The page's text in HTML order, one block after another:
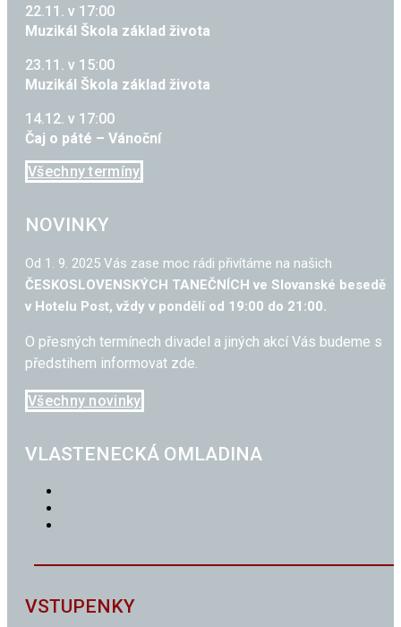
22.11. v 17:00
Muzikál Škola základ života
23.11. v 15:00
Muzikál Škola základ života
14.12. v 17:00
Čaj o páté – Vánoční
Všechny termíny
NOVINKY
Od 1. 9. 2025 Vás zase moc rádi přivítáme na našich
ČESKOSLOVENSKÝCH TANEČNÍCH ve Slovanské besedě
v Hotelu Post, vždy v pondělí od 19:00 do 21:00.
O přesných termínech divadel a jiných akcí Vás budeme s
předstihem informovat zde.
Všechny novinky
VLASTENECKÁ OMLADINA
VSTUPENKY